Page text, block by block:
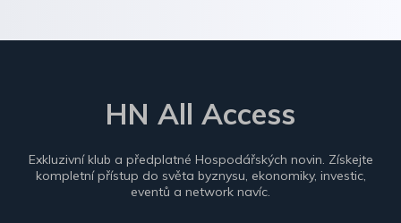
HN All Access
Exkluzivní klub a předplatné Hospodářských novin. Získejte
kompletní přístup do světa byznysu, ekonomiky, investic,
eventů a network navíc.